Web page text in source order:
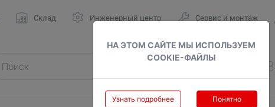
НА ЭТОМ САЙТЕ МЫ ИСПОЛЬЗУЕМ
COOKIE-ФАЙЛЫ
Узнать подробнее Понятно
Склад Инженерный центр Сервис и монтаж